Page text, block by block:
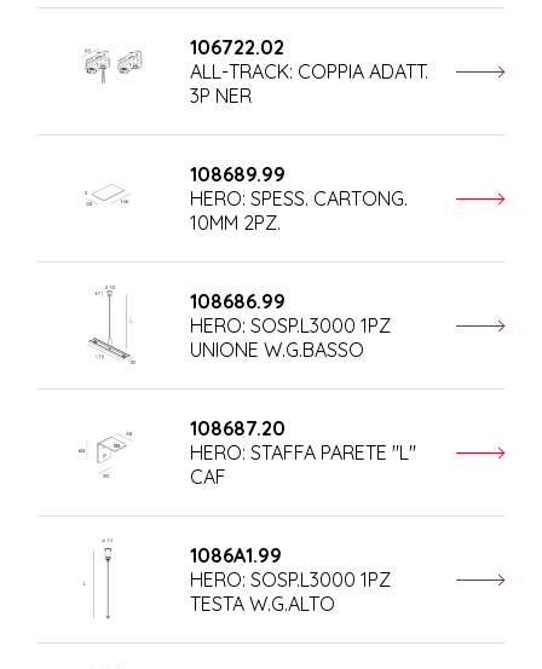
106722.02
ALL-TRACK: COPPIA ADATT.
3P NER
108689.99
HERO: SPESS. CARTONG.
10MM 2PZ.
108686.99
HERO: SOSP.L3000 1PZ
UNIONE W.G.BASSO
108687.20
HERO: STAFFA PARETE "L"
CAF
1086A1.99
HERO: SOSP.L3000 1PZ
TESTA W.G.ALTO